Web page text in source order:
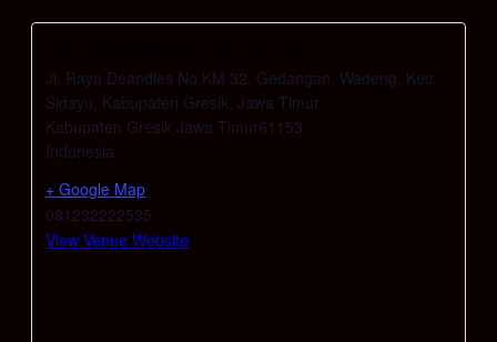
Jl. Raya Deandles No.KM 32, Gedangan, Wadeng, Kec.
Sidayu, Kabupaten Gresik, Jawa Timur
Kabupaten Gresik,Jawa Timur61153
Indonesia
+ Google Map
081232222535
View Venue Website